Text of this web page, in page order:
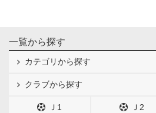
一覧から探す
カテゴリから探す
クラブから探す
Ｊ1 Ｊ2